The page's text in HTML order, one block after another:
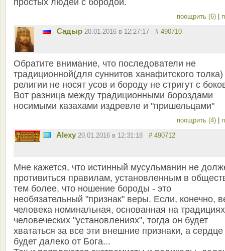
простых людей с бородой.
поощрить (6)
Садыр 20.01.2016 в 12:27:17 # 490710
Обратите внимание, что последователи не
традиционной(для суннитов ханафитского толка)
религии не носят усов и бороду не стригут с
Вот разница между традиционными бороздами
носимыми казахами издревле и "пришельцами"
поощрить (4)
Alexy 20.01.2016 в 12:31:18 # 490712
Мне кажется, что истинный мусульманин не
противиться правилам, установленным в
тем более, что ношение бороды - это
необязательный "признак" веры. Если, конечно,
человека номинальная, основанная на
человеческих "установлениях", тогда он будет
хвататься за все эти внешние признаки, а сердце
будет далеко от Бога...